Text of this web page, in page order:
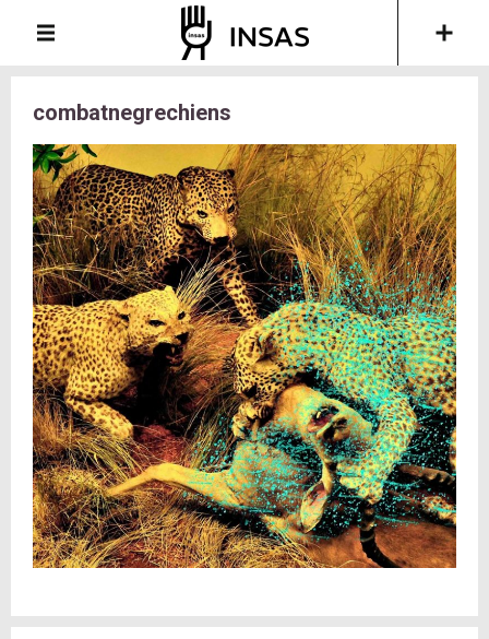
combatnegrechiens